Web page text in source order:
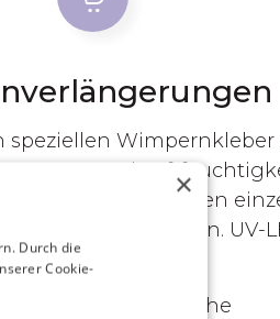
Wimpernkleber
und
zwischen
sofort gebunden. UV-
erfordert zusätzliche
×
Durch die
Cookie-